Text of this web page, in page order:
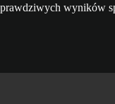
prawdziwych wyników